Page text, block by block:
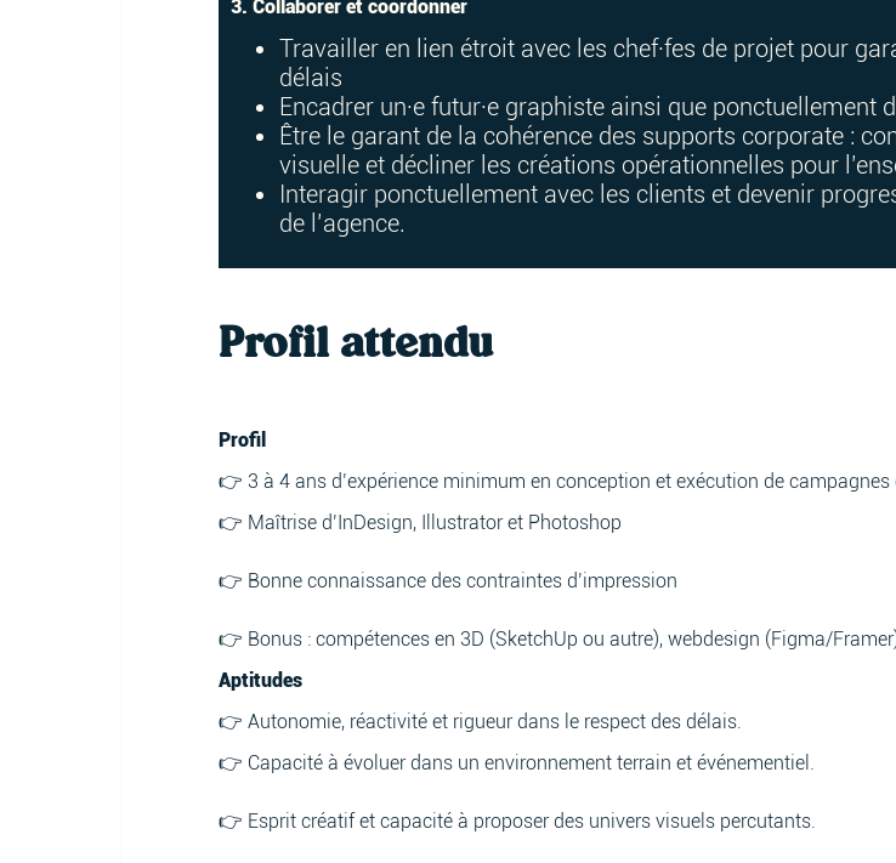
3. Collaborer et coordonner
Travailler en lien étroit avec les chef·fes de projet pour
délais
Encadrer un·e futur·e graphiste ainsi que ponctuellement
Être le garant de la cohérence des supports corporate :
visuelle et décliner les créations opérationnelles pour
Interagir ponctuellement avec les clients et devenir
de l’agence.
Profil attendu
Profil
👉 3 à 4 ans d’expérience minimum en conception et exécution de campagnes
👉 Maîtrise d’InDesign, Illustrator et Photoshop
👉 Bonne connaissance des contraintes d’impression
👉 Bonus : compétences en 3D (SketchUp ou autre), webdesign (Figma/
Aptitudes
👉 Autonomie, réactivité et rigueur dans le respect des délais.
👉 Capacité à évoluer dans un environnement terrain et événementiel.
👉 Esprit créatif et capacité à proposer des univers visuels percutants.